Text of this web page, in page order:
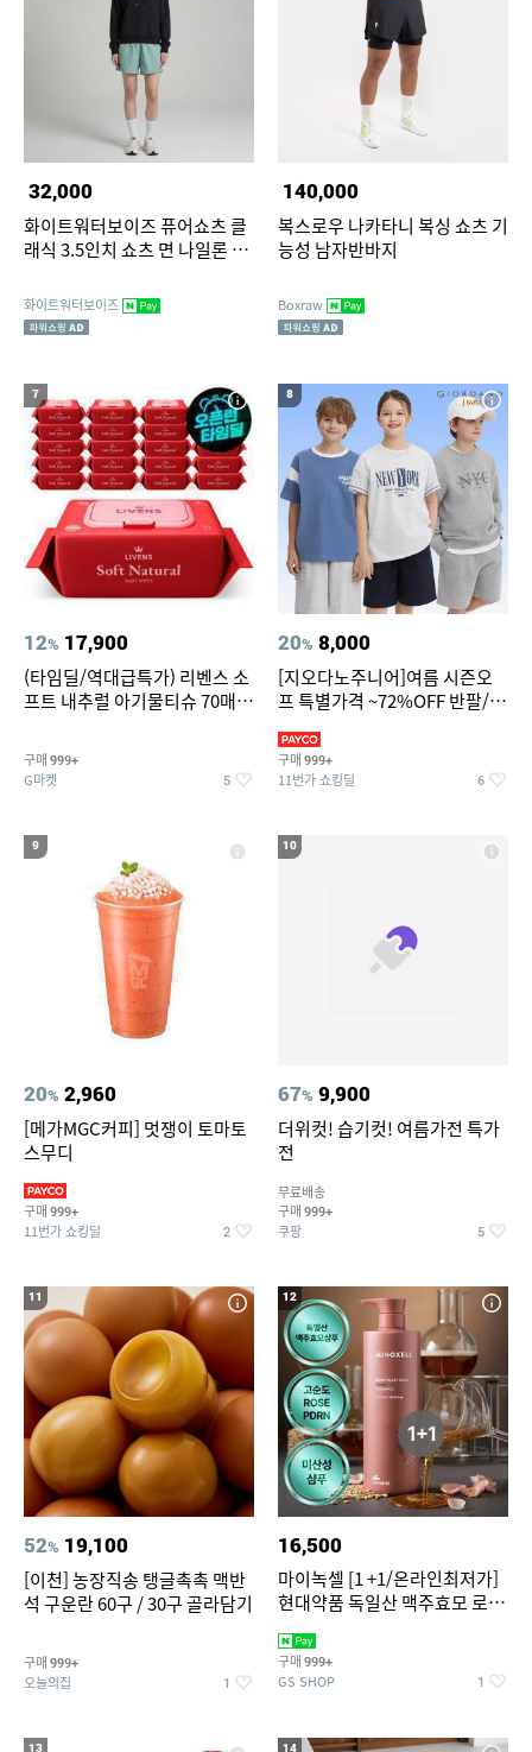
32,000
화이트워터보이즈 퓨어쇼츠 클
래식 3.5인치 쇼츠 면 나일론 여
화이트워터보이즈
140,000
복스로우 나카타니 복싱 쇼츠 기
능성 남자반바지
Boxraw
7
12% 17,900
(타임딜/역대급특가) 리벤스 소
프트 내추럴 아기물티슈 70매
구매 999+
G마켓 5
8
20% 8,000
[지오다노주니어]여름 시즌오
프 특별가격 ~72%OFF 반팔/반
구매 999+
11번가 쇼킹딜 6
9
20% 2,960
[메가MGC커피] 멋쟁이 토마토
스무디
구매 999+
11번가 쇼킹딜 2
10
67% 9,900
더위컷! 습기컷! 여름가전 특가
전
무료배송
구매 999+
쿠팡 5
11
52% 19,100
[이천] 농장직송 탱글촉촉 맥반
석 구운란 60구 / 30구 골라담기
구매 999+
오늘의집 1
12
16,500
마이녹셀 [1 +1/온라인최저가]
현대약품 독일산 맥주효모 로즈
1000ml (정가 100,000원)
구매 999+
GS SHOP 1
13 14